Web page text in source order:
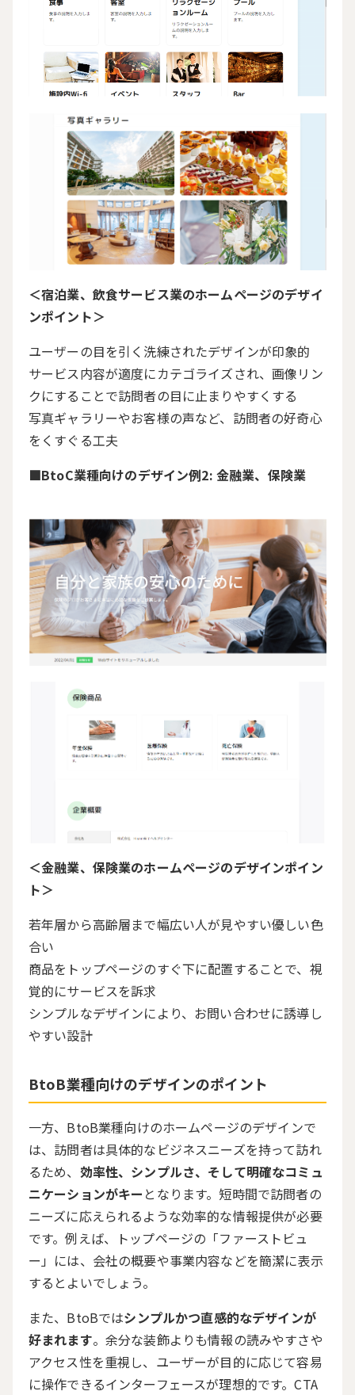
＜宿泊業、飲食サービス業のホームページのデザイ
ンポイント＞
ユーザーの目を引く洗練されたデザインが印象的
サービス内容が適度にカテゴライズされ、画像リン
クにすることで訪問者の目に止まりやすくする
写真ギャラリーやお客様の声など、訪問者の好奇心
をくすぐる工夫
■BtoC業種向けのデザイン例2: 金融業、保険業
＜金融業、保険業のホームページのデザインポイン
ト＞
若年層から高齢層まで幅広い人が見やすい優しい色
合い
商品をトップページのすぐ下に配置することで、視
覚的にサービスを訴求
シンプルなデザインにより、お問い合わせに誘導し
やすい設計
BtoB業種向けのデザインのポイント
一方、 BtoB業種向けのホームページのデザインで
は、訪問者は具体的なビジネスニーズを持って訪れ
るため、 効率性、シンプルさ、そして明確なコミュ
ニケーションがキー となります。短時間で訪問者の
ニーズに応えられるような効率的な情報提供が必要
です。例えば、トップページの「ファーストビュ
ー」には、会社の概要や事業内容などを簡潔に表示
するとよいでしょう。
また、 BtoBではシンプルかつ直感的なデザインが
好まれます。余分な装飾よりも情報の読みやすさや
アクセス性を重視し、ユーザーが目的に応じて容易
に操作できるインターフェースが理想的です。CTA